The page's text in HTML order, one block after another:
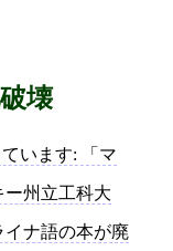
壊
います: 「マ
ー州立工科大
ナ語の本が廃